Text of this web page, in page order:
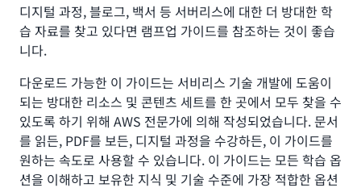
디지털 과정, 블로그, 백서 등 서버리스에 대한 더 방대한 학
습 자료를 찾고 있다면 램프업 가이드를 참조하는 것이 좋습
니다.
다운로드 가능한 이 가이드는 서비리스 기술 개발에 도움이
되는 방대한 리소스 및 콘텐츠 세트를 한 곳에서 모두 찾을 수
있도록 하기 위해 AWS 전문가에 의해 작성되었습니다. 문서
를 읽든, PDF를 보든, 디지털 과정을 수강하든, 이 가이드를
원하는 속도로 사용할 수 있습니다. 이 가이드는 모든 학습 옵
션을 이해하고 보유한 지식 및 기술 수준에 가장 적합한 옵션